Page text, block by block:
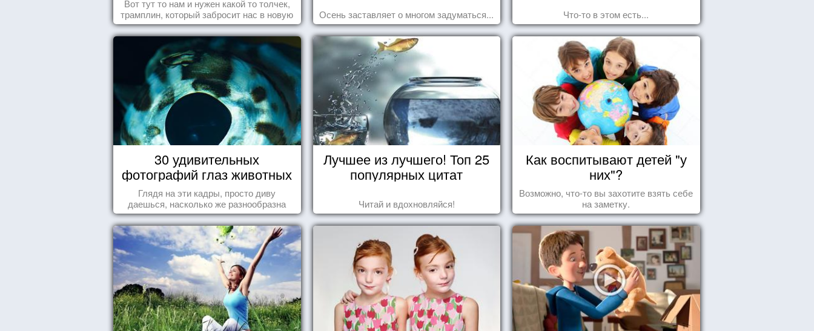
Вот тут то нам и нужен какой то толчек,
трамплин, который забросит нас в новую
реальность. БЛАГОДАРНОСТЬ.
Осень заставляет о многом задуматься... Что-то в этом есть...
30 удивительных
фотографий глаз животных
Глядя на эти кадры, просто диву
даешься, насколько же разнообразна
природа нашего мира!
Лучшее из лучшего! Топ 25
популярных цитат
Читай и вдохновляйся!
Как воспитывают детей "у
них"?
Возможно, что-то вы захотите взять себе
на заметку.